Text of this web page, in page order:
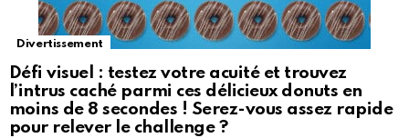
Divertissement
Défi visuel : testez votre acuité et trouvez
l’intrus caché parmi ces délicieux donuts en
moins de 8 secondes ! Serez-vous assez rapide
pour relever le challenge ?